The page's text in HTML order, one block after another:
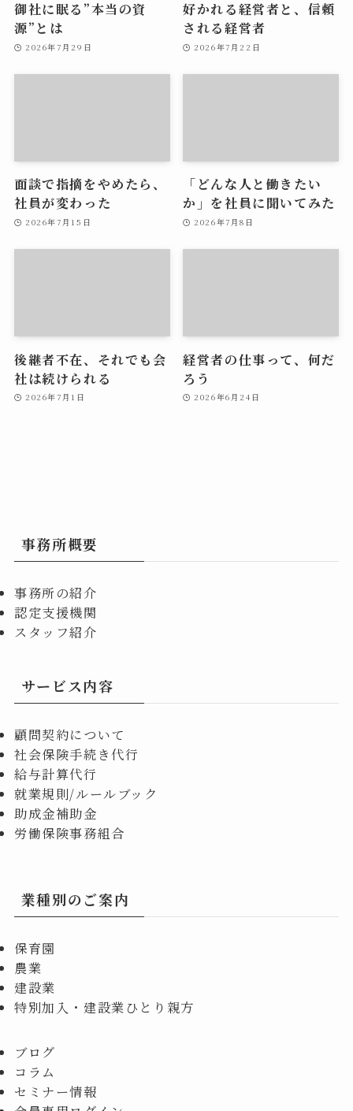
御社に眠る”本当の資
源”とは
2026年7月29日
好かれる経営者と、信頼
される経営者
2026年7月22日
面談で指摘をやめたら、
社員が変わった
2026年7月15日
「どんな人と働きたい
か」を社員に聞いてみた
2026年7月8日
後継者不在、それでも会
社は続けられる
2026年7月1日
経営者の仕事って、何だ
ろう
2026年6月24日
事務所概要
事務所の紹介
認定支援機関
スタッフ紹介
サービス内容
顧問契約について
社会保険手続き代行
給与計算代行
就業規則/ルールブック
助成金補助金
労働保険事務組合
業種別のご案内
保育園
農業
建設業
特別加入・建設業ひとり親方
ブログ
コラム
セミナー情報